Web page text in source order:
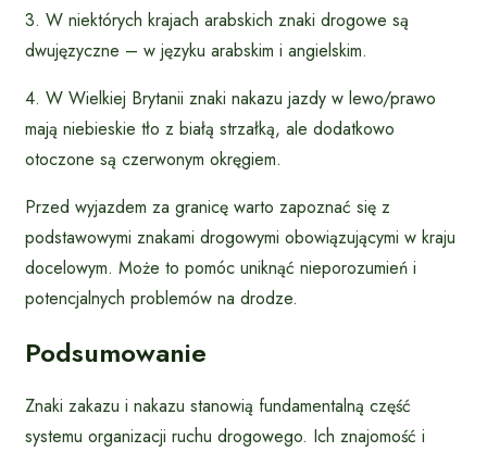
3. W niektórych krajach arabskich znaki drogowe są
dwujęzyczne – w języku arabskim i angielskim.
4. W Wielkiej Brytanii znaki nakazu jazdy w lewo/prawo
mają niebieskie tło z białą strzałką, ale dodatkowo
otoczone są czerwonym okręgiem.
Przed wyjazdem za granicę warto zapoznać się z
podstawowymi znakami drogowymi obowiązującymi w kraju
docelowym. Może to pomóc uniknąć nieporozumień i
potencjalnych problemów na drodze.
Podsumowanie
Znaki zakazu i nakazu stanowią fundamentalną część
systemu organizacji ruchu drogowego. Ich znajomość i